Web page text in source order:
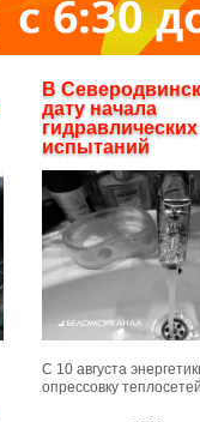
В
дату начала
гидравлических
испытаний
С 10 августа
опрессовку